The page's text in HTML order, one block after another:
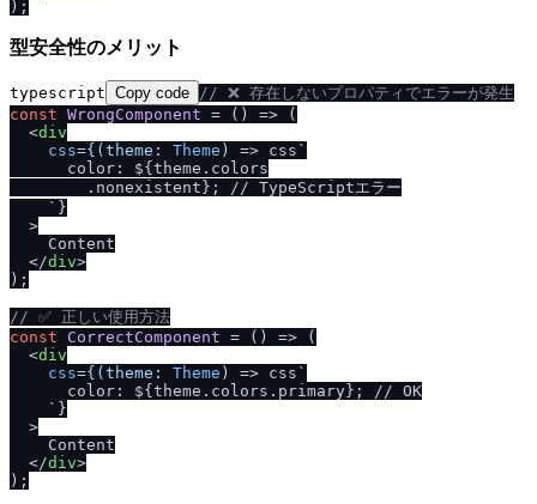
型安全性のメリット
typescript Copy code // ❌ 存在しないプロパティでエラーが発生
const WrongComponent = ( ) => (
<div
css={(theme: Theme ) => css`
      color: ${theme.colors
        .nonexistent};
// TypeScriptエラー
    `}
  >
    Content
</div>
);
// ✅ 正しい使用方法
const
CorrectComponent = ( ) => (
<div
css={(theme: Theme ) => css`
      color: ${theme.colors.primary};
// OK
    `}
  >
    Content
</div>